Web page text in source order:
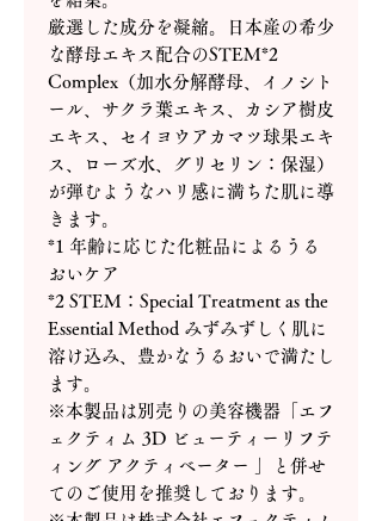
厳選した成分を凝縮。日本産の希少
な酵母エキス配合のSTEM*2
Complex（加水分解酵母、イノシト
ール、サクラ葉エキス、カシア樹皮
エキス、セイヨウアカマツ球果エキ
ス、ローズ水、グリセリン：保湿）
が弾むようなハリ感に満ちた肌に導
きます。
*1 年齢に応じた化粧品によるうる
おいケア
*2 STEM：Special Treatment as the
Essential Method みずみずしく肌に
溶け込み、豊かなうるおいで満たし
ます。
※本製品は別売りの美容機器「エフ
ェクティム 3D ビューティーリフテ
ィング アクティベーター 」と併せ
てのご使用を推奨しております。